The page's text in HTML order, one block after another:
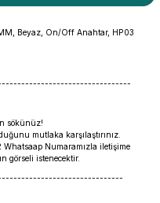
Beyaz, On/Off Anahtar, HP03
sökünüz!
mutlaka karşılaştırınız.
Numaramızla iletişime
görseli istenecektir.